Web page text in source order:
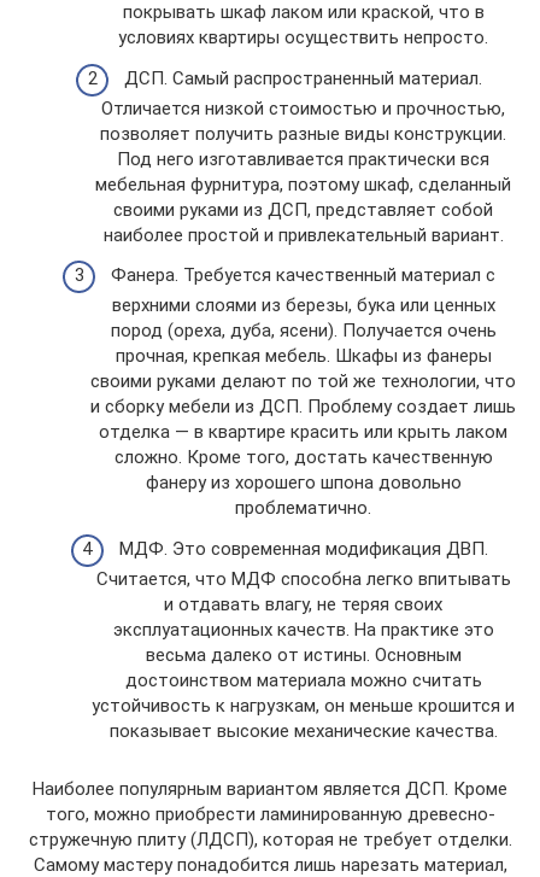
покрывать шкаф лаком или краской, что в
условиях квартиры осуществить непросто.
ДСП. Самый распространенный материал.
Отличается низкой стоимостью и прочностью,
позволяет получить разные виды конструкции.
Под него изготавливается практически вся
мебельная фурнитура, поэтому шкаф, сделанный
своими руками из ДСП, представляет собой
наиболее простой и привлекательный вариант.
Фанера. Требуется качественный материал с
верхними слоями из березы, бука или ценных
пород (ореха, дуба, ясени). Получается очень
прочная, крепкая мебель. Шкафы из фанеры
своими руками делают по той же технологии, что
и сборку мебели из ДСП. Проблему создает лишь
отделка — в квартире красить или крыть лаком
сложно. Кроме того, достать качественную
фанеру из хорошего шпона довольно
проблематично.
МДФ. Это современная модификация ДВП.
Считается, что МДФ способна легко впитывать
и отдавать влагу, не теряя своих
эксплуатационных качеств. На практике это
весьма далеко от истины. Основным
достоинством материала можно считать
устойчивость к нагрузкам, он меньше крошится и
показывает высокие механические качества.
Наиболее популярным вариантом является ДСП. Кроме
того, можно приобрести ламинированную древесно-
стружечную плиту (ЛДСП), которая не требует отделки.
Самому мастеру понадобится лишь нарезать материал,